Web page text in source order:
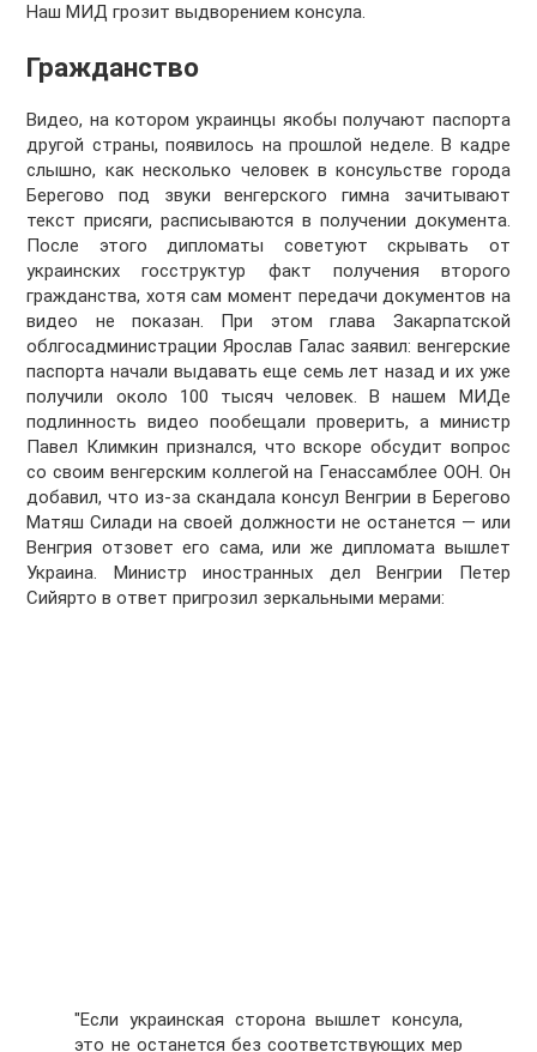
Наш МИД грозит выдворением консула.
Гражданство
Видео, на котором украинцы якобы получают паспорта
другой страны, появилось на прошлой неделе. В кадре
слышно, как несколько человек в консульстве города
Берегово под звуки венгерского гимна зачитывают
текст присяги, расписываются в получении документа.
После этого дипломаты советуют скрывать от
украинских госструктур факт получения второго
гражданства, хотя сам момент передачи документов на
видео не показан. При этом глава Закарпатской
облгосадминистрации Ярослав Галас заявил: венгерские
паспорта начали выдавать еще семь лет назад и их уже
получили около 100 тысяч человек. В нашем МИДе
подлинность видео пообещали проверить, а министр
Павел Климкин признался, что вскоре обсудит вопрос
со своим венгерским коллегой на Генассамблее ООН. Он
добавил, что из-за скандала консул Венгрии в Берегово
Матяш Силади на своей должности не останется — или
Венгрия отзовет его сама, или же дипломата вышлет
Украина. Министр иностранных дел Венгрии Петер
Сийярто в ответ пригрозил зеркальными мерами:
"Если украинская сторона вышлет консула,
это не останется без соответствующих мер